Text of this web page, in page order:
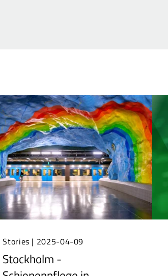
Stories | 2025-04-09
Stockholm -